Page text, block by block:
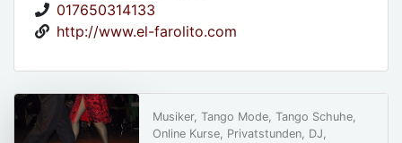
017650314133
http://www.el-farolito.com
Musiker, Tango Mode, Tango Schuhe,
Online Kurse, Privatstunden, DJ,